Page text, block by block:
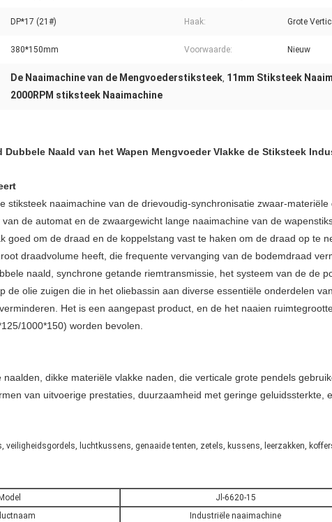
DP*17 (21#) Haak: Grote
380*150mm Voorwaarde: Nieuw
De Naaimachine van de Mengvoederstiksteek, 11mm Stiksteek
2000RPM stiksteek Naaimachine
Dubbele Naald van het Wapen Mengvoeder Vlakke de Stiksteek
stiksteek naaimachine van de drievoudig-synchronisatie zwaar-
de automat en de zwaargewicht lange naaimachine van de
goed om de draad en de koppelstang vast te haken om de draad op te
draadvolume heeft, die frequente vervanging van de bodemdraad
naald, synchrone getande riemtransmissie, het systeem van de de
de olie zuigen die in het oliebassin aan diverse essentiële onderdelen
Het is een aangepast product, en de het naaien
1000*150) worden bevolen.
naalden, dikke materiële vlakke naden, die verticale grote pendels
van uitvoerige prestaties, duurzaamheid met geringe geluidssterkte,
veiligheidsgordels, luchtkussens, genaaide tenten, zetels, kussens, leerzakken,
Model
Jl-6620-15
Industriële naaimachine